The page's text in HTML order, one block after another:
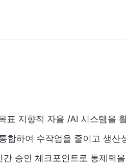
표 지향적 자율 /AI 시스템을
합하여 수작업을 줄이고 생산
간 승인 체크포인트로 통제력